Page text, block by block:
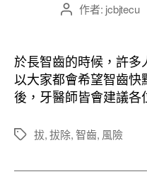
文
者
作者: jcbjtecu
於長智齒的時候，許
以大家都會希望智齒快
後，牙醫師皆會建議
標
拔,拔除,智齒, 風險